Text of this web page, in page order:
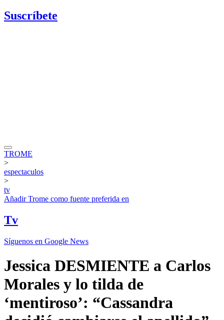
Suscríbete
TROME
>
espectaculos
>
tv
AñadirTrome como fuente preferida en
Tv
Síguenos en Google News
Jessica DESMIENTE a Carlos
Morales y lo tilda de
‘mentiroso’: “Cassandra